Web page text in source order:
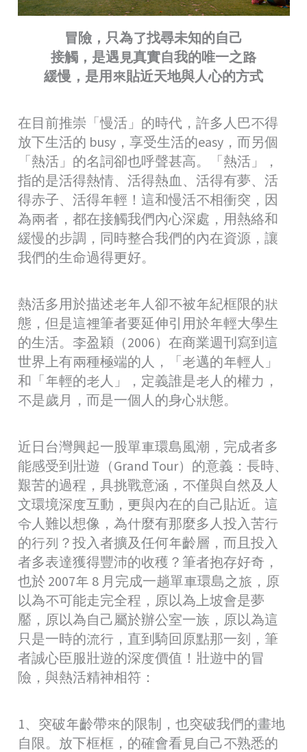
冒險，只為了找尋未知的自己
接觸，是遇見真實自我的唯一之路
緩慢，是用來貼近天地與人心的方式
在目前推崇「慢活」的時代，許多人巴不得
放下生活的 busy，享受生活的easy，而另個
「熱活」的名詞卻也呼聲甚高。「熱活」，
指的是活得熱情、活得熱血、活得有夢、活
得赤子、活得年輕！這和慢活不相衝突，因
為兩者，都在接觸我們內心深處，用熱絡和
緩慢的步調，同時整合我們的內在資源，讓
我們的生命過得更好。
熱活多用於描述老年人卻不被年紀框限的狀
態，但是這裡筆者要延伸引用於年輕大學生
的生活。李盈穎（2006）在商業週刊寫到這
世界上有兩種極端的人，「老邁的年輕人」
和「年輕的老人」，定義誰是老人的權力，
不是歲月，而是一個人的身心狀態。
近日台灣興起一股單車環島風潮，完成者多
能感受到壯遊（Grand Tour）的意義：長時、
艱苦的過程，具挑戰意涵，不僅與自然及人
文環境深度互動，更與內在的自己貼近。這
令人難以想像，為什麼有那麼多人投入苦行
的行列？投入者擴及任何年齡層，而且投入
者多表達獲得豐沛的收穫？筆者抱存好奇，
也於 2007年 8 月完成一趟單車環島之旅，原
以為不可能走完全程，原以為上坡會是夢
靨，原以為自己屬於辦公室一族，原以為這
只是一時的流行，直到騎回原點那一刻，筆
者誠心臣服壯遊的深度價值！壯遊中的冒
險，與熱活精神相符：
1、突破年齡帶來的限制，也突破我們的畫地
自限。放下框框，的確會看見自己不熟悉的